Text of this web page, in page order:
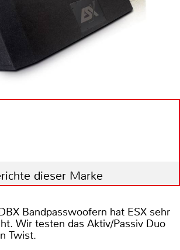
dieser Marke
Bandpasswoofern hat ESX sehr
Wir testen das Aktiv/Passiv Duo
Twist.